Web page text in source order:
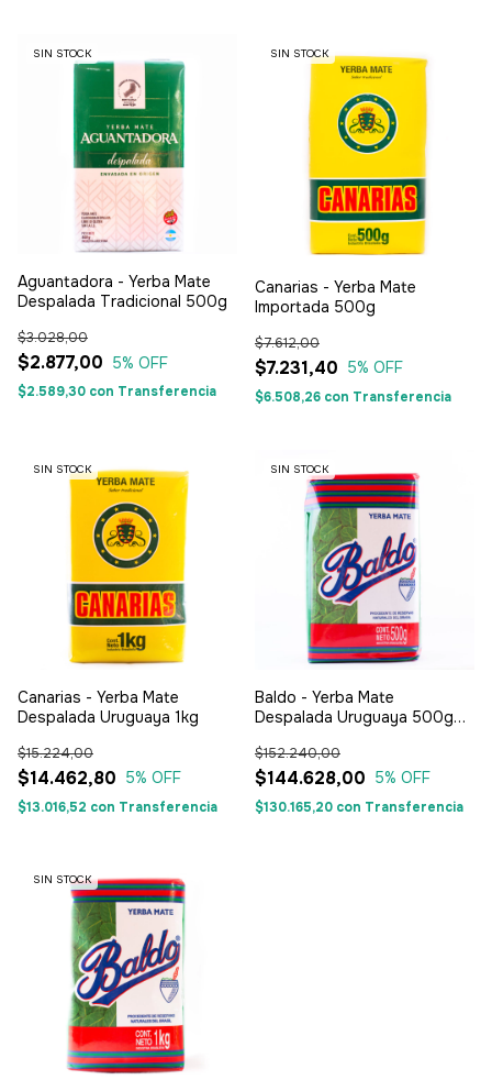
SIN STOCK
Aguantadora - Yerba Mate
Despalada Tradicional 500g
$2.877,00
$3.028,00
5% OFF
$2.589,30 con Transferencia
SIN STOCK
Canarias - Yerba Mate
Importada 500g
$7.231,40
$7.612,00
5% OFF
$6.508,26 con Transferencia
SIN STOCK
Canarias - Yerba Mate
Despalada Uruguaya 1kg
$14.462,80
$15.224,00
5% OFF
$13.016,52 con Transferencia
SIN STOCK
Baldo - Yerba Mate
Despalada Uruguaya 500g
$144.628,00
$152.240,00
5% OFF
$130.165,20 con Transferencia
SIN STOCK